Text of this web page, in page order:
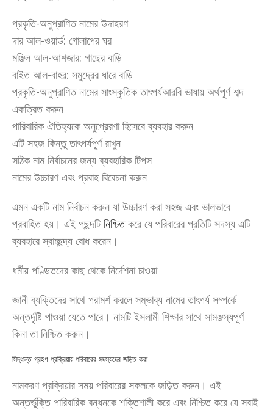
প্রকৃতি-অনুপ্রাণিত নামের উদাহরণ
দার আল-ওয়ার্ড: গোলাপের ঘর
মঞ্জিল আল-আশজার: গাছের বাড়ি
বাইত আল-বাহর: সমুদ্রের ধারে বাড়ি
প্রকৃতি-অনুপ্রাণিত নামের সাংস্কৃতিক তাৎপর্যআরবি ভাষায় অর্থপূর্ণ শব্দ
একত্রিত করুন
পারিবারিক ঐতিহ্যকে অনুপ্রেরণা হিসেবে ব্যবহার করুন
এটি সহজ কিন্তু তাৎপর্যপূর্ণ রাখুন
সঠিক নাম নির্বাচনের জন্য ব্যবহারিক টিপস
নামের উচ্চারণ এবং প্রবাহ বিবেচনা করুন
এমন একটি নাম নির্বাচন করুন যা উচ্চারণ করা সহজ এবং ভালভাবে
প্রবাহিত হয়। এই পছন্দটিনিশ্চিতকরে যে পরিবারের প্রতিটি সদস্য এটি
ব্যবহারে স্বাচ্ছন্দ্য বোধ করেন।
ধর্মীয় পণ্ডিতদের কাছ থেকে নির্দেশনা চাওয়া
জ্ঞানী ব্যক্তিদের সাথে পরামর্শ করলে সম্ভাব্য নামের তাৎপর্য সম্পর্কে
অন্তর্দৃষ্টি পাওয়া যেতে পারে। নামটি ইসলামী শিক্ষার সাথে সামঞ্জস্যপূর্ণ
কিনা তা নিশ্চিত করুন।
সিদ্ধান্ত গ্রহণ প্রক্রিয়ায় পরিবারের সদস্যদের জড়িত করা
নামকরণ প্রক্রিয়ার সময় পরিবারের সকলকে জড়িত করুন। এই
অন্তর্ভুক্তি পারিবারিক বন্ধনকে শক্তিশালী করে এবং নিশ্চিত করে যে সবাই